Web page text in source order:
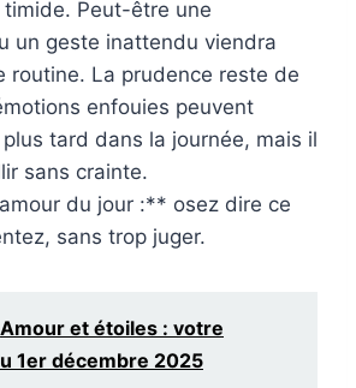
Peut-être une
un geste inattendu viendra
routine. La prudence reste de
enfouies peuvent
tard dans la journée, mais il
sans crainte.
du jour :** osez dire ce
sans trop juger.
Amour et étoiles : votre
1er décembre 2025